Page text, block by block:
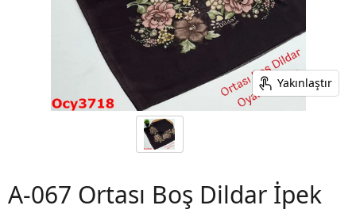
Yakınlaştır
A-067 Ortası Boş Dildar İpek